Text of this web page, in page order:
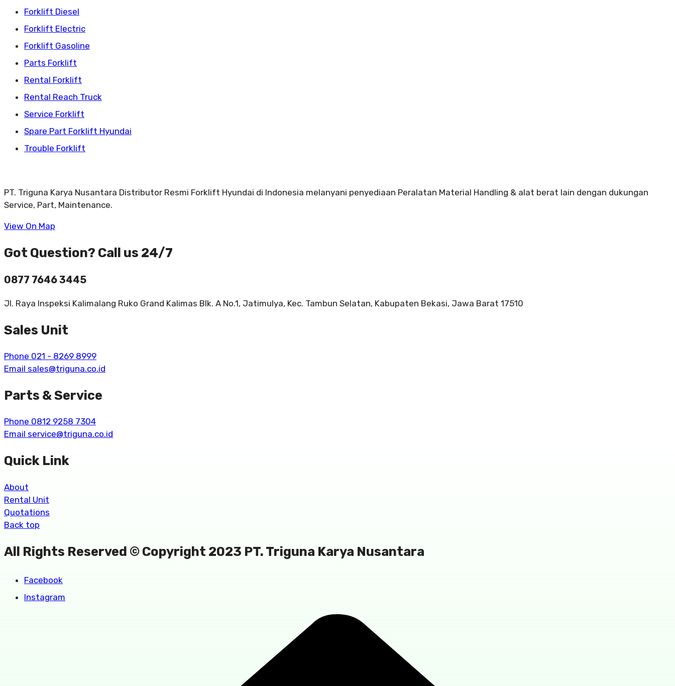
Forklift Diesel
Forklift Electric
Forklift Gasoline
Parts Forklift
Rental Forklift
Rental Reach Truck
Service Forklift
Spare Part Forklift Hyundai
Trouble Forklift
PT. Triguna Karya Nusantara Distributor Resmi Forklift Hyundai di Indonesia melanyani penyediaan Peralatan Material Handling & alat berat lain dengan dukungan
Service, Part, Maintenance.
View On Map
Got Question? Call us 24/7
0877 7646 3445
Jl. Raya Inspeksi Kalimalang Ruko Grand Kalimas Blk. A No.1, Jatimulya, Kec. Tambun Selatan, Kabupaten Bekasi, Jawa Barat 17510
Sales Unit
Phone 021 - 8269 8999
Email sales@triguna.co.id
Parts & Service
Phone 0812 9258 7304
Email service@triguna.co.id
Quick Link
About
Rental Unit
Quotations
Back top
All Rights Reserved © Copyright 2023 PT. Triguna Karya Nusantara
Facebook
Instagram